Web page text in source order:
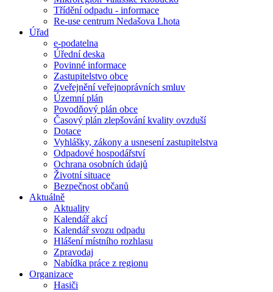
Třídění odpadu - informace
Re-use centrum Nedašova Lhota
Úřad
e-podatelna
Úřední deska
Povinné informace
Zastupitelstvo obce
Zveřejnění veřejnoprávních smluv
Územní plán
Povodňový plán obce
Časový plán zlepšování kvality ovzduší
Dotace
Vyhlášky, zákony a usnesení zastupitelstva
Odpadové hospodářství
Ochrana osobních údajů
Životní situace
Bezpečnost občanů
Aktuálně
Aktuality
Kalendář akcí
Kalendář svozu odpadu
Hlášení místního rozhlasu
Zpravodaj
Nabídka práce z regionu
Organizace
Hasiči